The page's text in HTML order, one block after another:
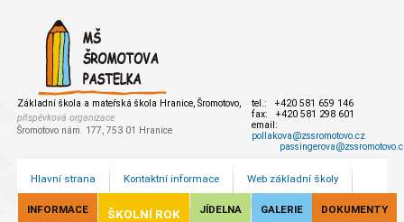
Základní škola a mateřská škola Hranice, Šromotovo,
příspěvková organizace
Šromotovo nám. 177, 753 01 Hranice
tel.: +420 581 659 146
fax: +420 581 298 601
email:
pollakova@zssromotovo.cz
Hlavní strana Kontaktní informace Web základní školy
INFORMACE ŠKOLNÍ ROK JÍDELNA GALERIE DOKUMENTY